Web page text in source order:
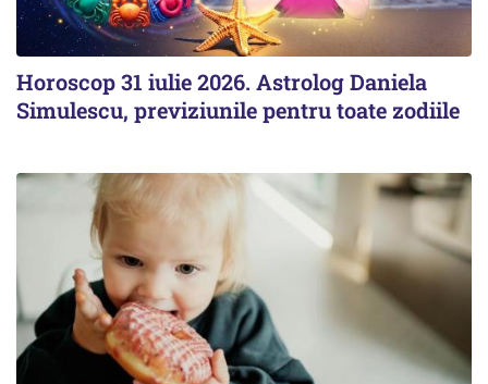
Horoscop 31 iulie 2026. Astrolog Daniela
Simulescu, previziunile pentru toate zodiile